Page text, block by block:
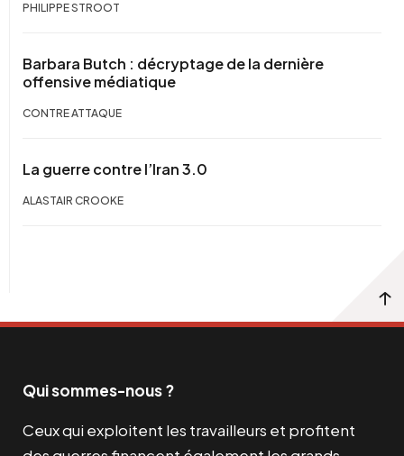
PHILIPPE STROOT
Barbara Butch : décryptage de la dernière
offensive médiatique
CONTRE ATTAQUE
La guerre contre l’Iran 3.0
ALASTAIR CROOKE
Qui sommes-nous ?
Ceux qui exploitent les travailleurs et profitent